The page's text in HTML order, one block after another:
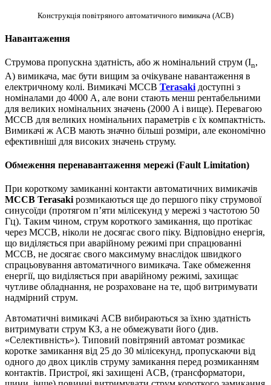
Конструкція повітряного автоматичного вимикача (ACB)
Навантаження
Струмова пропускна здатність, або ж номінальний струм (In,
A) вимикача, має бути вищим за очікуване навантаження в
електричному колі. Вимикачі MCCB Terasaki доступні з
номіналами до 4000 A, але вони стають менш рентабельними
для великих номінальних значень (2000 A і вище). Перевагою
MCCB для великих номінальних параметрів є їх компактність.
Вимикачі ж ACB мають значно більші розміри, але економічно
ефективніші для високих значень струму.
Обмеження перенавантаження мережі (Fault Limitation)
При короткому замиканні контакти автоматичних вимикачів
MCCB Terasaki розмикаються ще до першого піку струмової
синусоїди (протягом п’яти мілісекунд у мережі з частотою 50
Гц). Таким чином, струм короткого замикання, що протікає
через MCCB, ніколи не досягає свого піку. Відповідно енергія,
що виділяється при аварійному режимі при спрацюванні
MCCB, не досягає свого максимуму внаслідок швидкого
спрацьовування автоматичного вимикача. Таке обмеження
енергії, що виділяється при аварійному режимі, захищає
чутливе обладнання, не розраховане на те, щоб витримувати
надмірний струм.
Автоматичні вимикачі ACB вибираються за їхню здатність
витримувати струм КЗ, а не обмежувати його (див.
«Селективність»). Типовий повітряний автомат розмикає
коротке замикання від 25 до 30 мілісекунд, пропускаючи від
одного до двох циклів струму замикання перед розмиканням
контактів. Пристрої, які захищені ACB, (трансформатори,